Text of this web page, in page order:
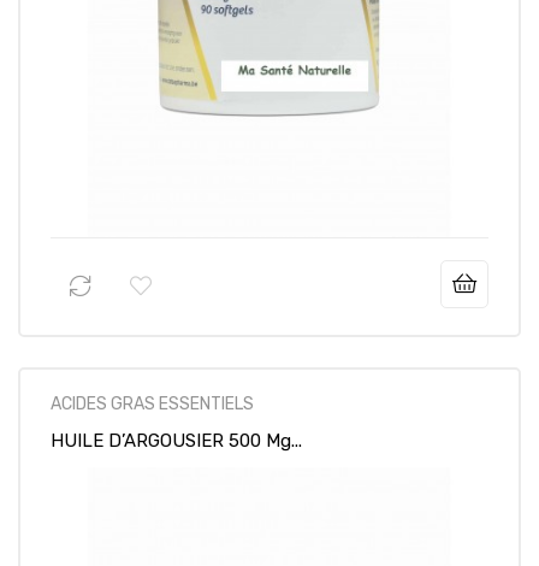
Prix
30,95 €
ACIDES GRAS ESSENTIELS
HUILE D’ARGOUSIER 500 Mg...